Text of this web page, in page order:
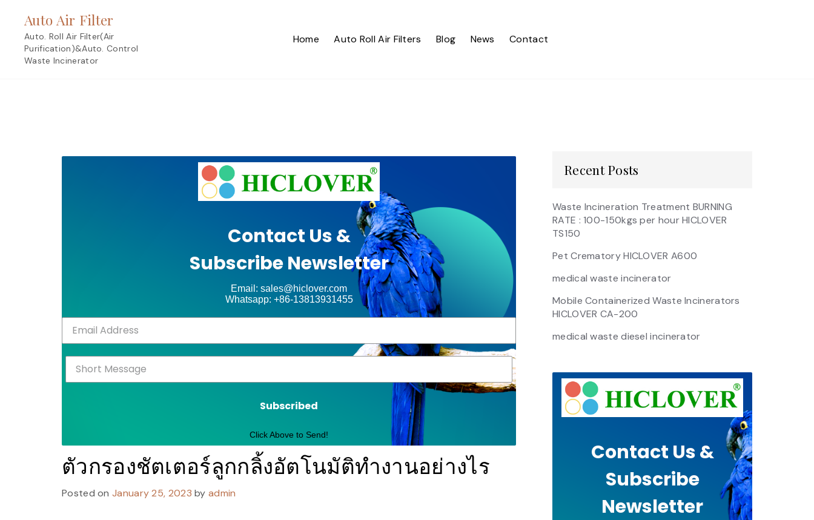
content
Auto Air Filter
Auto. Roll Air Filter(Air
Purification)&Auto. Control
Waste Incinerator
Home Auto Roll Air Filters Blog News Contact
Contact Us &
Subscribe Newsletter
Email: sales@hiclover.com
Whatsapp: +86-13813931455
Subscribed
Click Above to Send!
ตัวกรองชัตเตอร์ลูกกลิ้งอัตโนมัติทำงานอย่างไร
Posted onJanuary 25, 2023 byadmin
Recent Posts
Waste Incineration Treatment BURNING
RATE : 100-150kgs per hour HICLOVER
TS150
Pet Crematory HICLOVER A600
medical waste incinerator
Mobile Containerized Waste Incinerators
HICLOVER CA-200
medical waste diesel incinerator
Contact Us &
Subscribe
Newsletter